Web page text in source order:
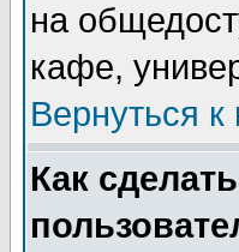
на
кафе,
Вернуться к
Как